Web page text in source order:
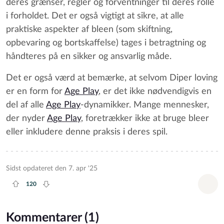
deres grænser, regler og forventninger til deres rolle
i forholdet. Det er også vigtigt at sikre, at alle
praktiske aspekter af bleen (som skiftning,
opbevaring og bortskaffelse) tages i betragtning og
håndteres på en sikker og ansvarlig måde.
Det er også værd at bemærke, at selvom Diper loving
er en form for Age Play, er det ikke nødvendigvis en
del af alle Age Play-dynamikker. Mange mennesker,
der nyder Age Play, foretrækker ikke at bruge bleer
eller inkludere denne praksis i deres spil.
Sidst opdateret den 7. apr '25
Plus rate
120
Minus rate
Kommentarer (1)